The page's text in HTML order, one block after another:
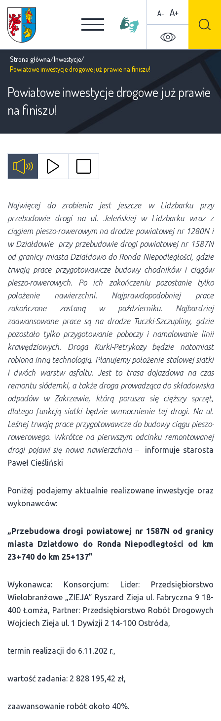
A- A+
Strona główna/Inwestycje/
Powiatowe inwestycje drogowe już prawie na finiszu!
Powiatowe inwestycje drogowe już prawie
na finiszu!
Najwięcej do zrobienia jest jeszcze w Lidzbarku przy
przebudowie drogi na ul. Jeleńskiej w Lidzbarku wraz z
ciągiem pieszo-rowerowym na drodze powiatowej nr 1280N i
w Działdowie przy przebudowie drogi powiatowej nr 1587N
od granicy miasta Działdowo do Ronda Niepodległości, gdzie
trwają prace przygotowawcze budowy chodników i ciągów
pieszo-rowerowych. Po ich zakończeniu pozostanie tylko
położenie nawierzchni. Najprawdopodobniej prace
zakończone zostaną w październiku. Najbardziej
zaawansowane prace są na drodze Tuczki-Szczupliny, gdzie
pozostało tylko przygotowanie poboczy i namalowanie linii
krawędziowych. Droga Kurki-Petrykozy będzie natomiast
robiona inną technologią. Planujemy położenie stalowej siatki
i dwóch warstw asfaltu. Jest to trasa dojazdowa na czas
remontu siódemki, a także droga prowadząca do składowiska
odpadów w Zakrzewie, którą porusza się cięższy sprzęt,
dlatego funkcją siatki będzie wzmocnienie tej drogi. Na ul.
Leśnej trwają prace przygotowawcze do budowy ciągu pieszo-
rowerowego. Wkrótce na pierwszym odcinku remontowanej
drogi pojawi się nowa nawierzchnia – informuje starosta
Paweł Cieśliński
Poniżej podajemy aktualnie realizowane inwestycje oraz
wykonawców:
„Przebudowa drogi powiatowej nr 1587N od granicy
miasta Działdowo do Ronda Niepodległości od km
23+740 do km 25+137”
Wykonawca: Konsorcjum: Lider: Przedsiębiorstwo
Wielobranżowe „ZIEJA” Ryszard Zieja ul. Fabryczna 9 18-
400 Łomża, Partner: Przedsiębiorstwo Robót Drogowych
Wojciech Zieja ul. 1 Dywizji 2 14-100 Ostróda,
termin realizacji do 6.11.202 r.,
wartość zadania: 2 828 195,42 zł,
zaawansowanie robót około 40%.